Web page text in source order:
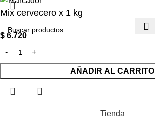
Mix cervecero x 1 kg
$ 6.720
AÑADIR AL CARRITO
Tienda